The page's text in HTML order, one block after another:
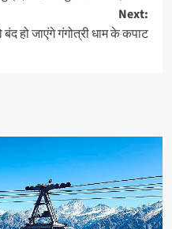
Next:
हो जाएंगे गंगोत्री धाम के कपाट